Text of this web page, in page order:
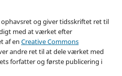
og giver tidsskriftet ret til
med at værket efter
af en Creative Commons
andre ret til at dele værket med
forfatter og første publicering i